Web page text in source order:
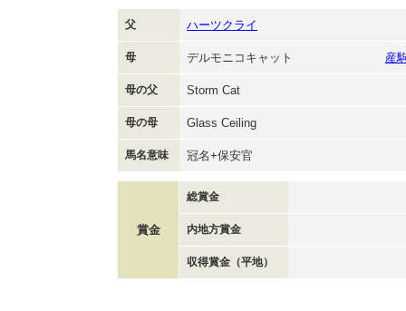
父 ハーツクライ
母 デルモニコキャット 産
母の父 Storm Cat
母の母 Glass Ceiling
馬名意味 冠名+保安官
賞金
総賞金
内地方賞金
収得賞金（平地）